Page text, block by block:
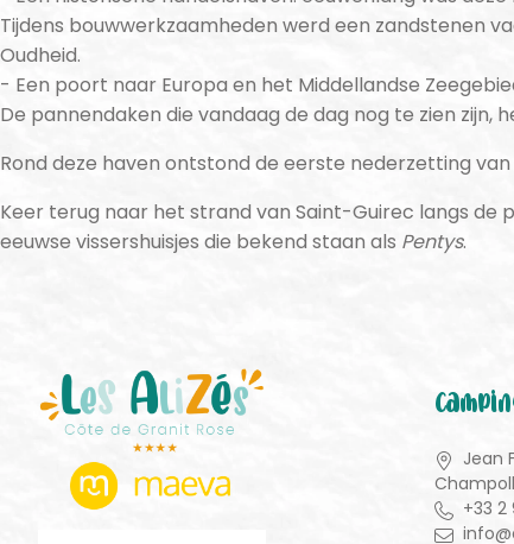
Tijdens bouwwerkzaamheden werd een zandstenen
Oudheid.
Een poort naar Europa en het Middellandse
De pannendaken die vandaag de dag nog te zien
Rond deze haven ontstond de eerste nederzetting
Keer terug naar het strand van Saint-Guirec langs de
eeuwse vissershuisjes die bekend staan als Pentys.
Jean
+33